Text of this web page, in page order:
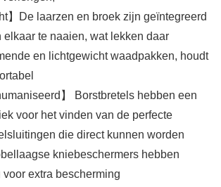
】De laarzen en broek zijn geïntegreerd
elkaar te naaien, wat lekken daar
en lichtgewicht waadpakken, houdt
】 Borstbretels hebben een
voor het vinden van de perfecte
die direct kunnen worden
kniebeschermers hebben
extra bescherming